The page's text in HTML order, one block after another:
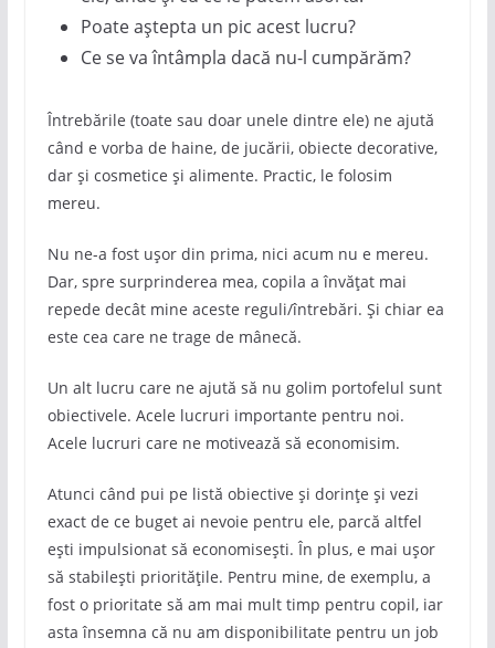
Poate aștepta un pic acest lucru?
Ce se va întâmpla dacă nu-l cumpărăm?
Întrebările (toate sau doar unele dintre ele) ne ajută
când e vorba de haine, de jucării, obiecte decorative,
dar și cosmetice și alimente. Practic, le folosim
mereu.
Nu ne-a fost ușor din prima, nici acum nu e mereu.
Dar, spre surprinderea mea, copila a învățat mai
repede decât mine aceste reguli/întrebări. Și chiar ea
este cea care ne trage de mânecă.
Un alt lucru care ne ajută să nu golim portofelul sunt
obiectivele. Acele lucruri importante pentru noi.
Acele lucruri care ne motivează să economisim.
Atunci când pui pe listă obiective și dorințe și vezi
exact de ce buget ai nevoie pentru ele, parcă altfel
ești impulsionat să economisești. În plus, e mai ușor
să stabilești prioritățile. Pentru mine, de exemplu, a
fost o prioritate să am mai mult timp pentru copil, iar
asta însemna că nu am disponibilitate pentru un job